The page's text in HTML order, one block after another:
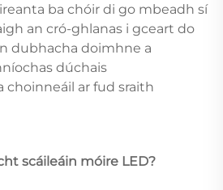
ba chóir di go mbeadh sí
an cró-ghlanas i gceart do
dubhacha doimhne a
dúchais
choinneáil ar fud sraith
scáileáin móire LED?